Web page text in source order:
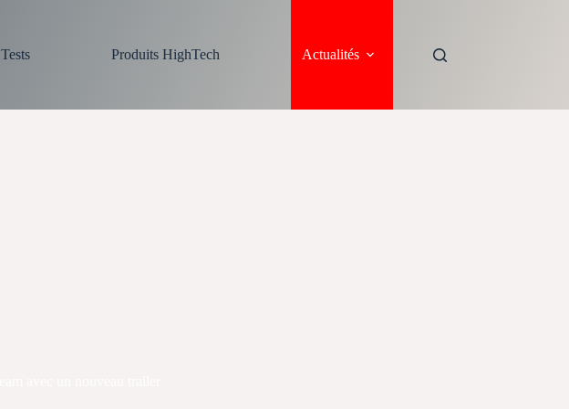
Tests Produits HighTech Actualités